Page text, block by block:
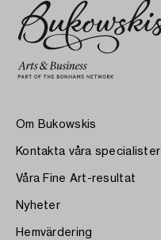
Om Bukowskis
Kontakta våra specialister
Våra Fine Art-resultat
Nyheter
Hemvärdering